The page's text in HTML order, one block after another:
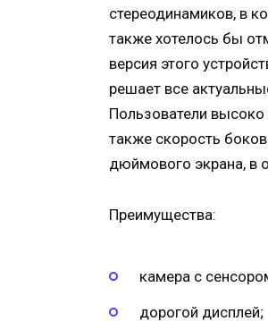
стереодинамиков, в
также хотелось бы
версия этого
решает все
Пользователи
также скорость
дюймового экрана, в
Преимущества:
камера с
дорогой дисплей;